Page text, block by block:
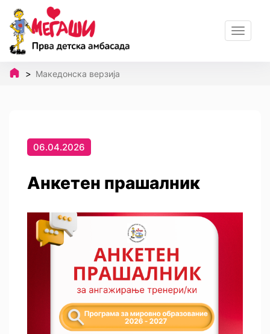
Toggle
Македонска верзија
06.04.2026
Анкетен прашалник